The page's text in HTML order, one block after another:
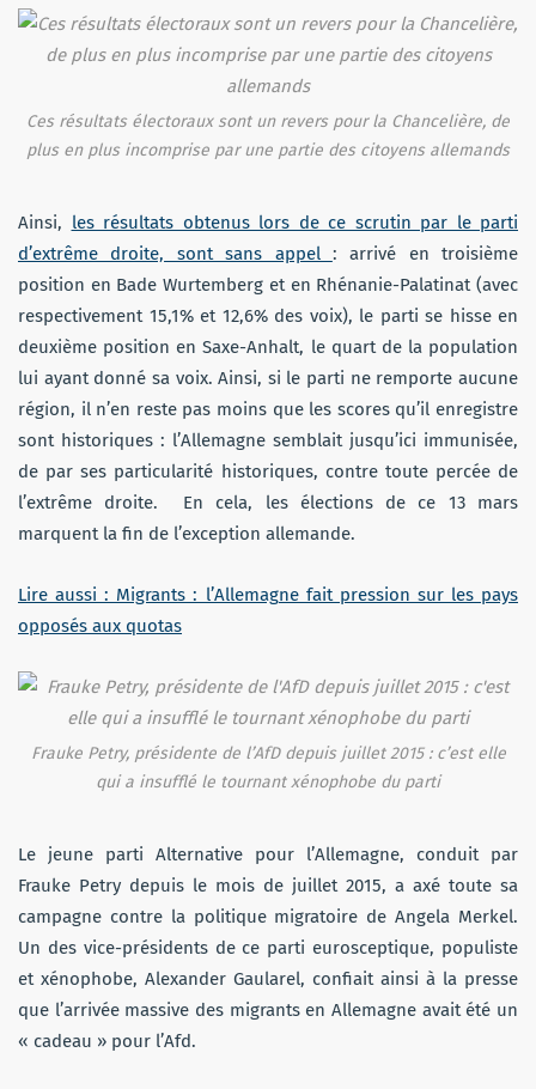
Ces résultats électoraux sont un revers pour la Chancelière, de
plus en plus incomprise par une partie des citoyens allemands
Ainsi, les résultats obtenus lors de ce scrutin par le parti
d’extrême droite, sont sans appel : arrivé en troisième
position en Bade Wurtemberg et en Rhénanie-Palatinat (avec
respectivement 15,1% et 12,6% des voix), le parti se hisse en
deuxième position en Saxe-Anhalt, le quart de la population
lui ayant donné sa voix. Ainsi, si le parti ne remporte aucune
région, il n’en reste pas moins que les scores qu’il enregistre
sont historiques : l’Allemagne semblait jusqu’ici immunisée,
de par ses particularité historiques, contre toute percée de
l’extrême droite. En cela, les élections de ce 13 mars
marquent la fin de l’exception allemande.
Lire aussi : Migrants : l’Allemagne fait pression sur les pays
opposés aux quotas
Frauke Petry, présidente de l’AfD depuis juillet 2015 : c’est elle
qui a insufflé le tournant xénophobe du parti
Le jeune parti Alternative pour l’Allemagne, conduit par
Frauke Petry depuis le mois de juillet 2015, a axé toute sa
campagne contre la politique migratoire de Angela Merkel.
Un des vice-présidents de ce parti eurosceptique, populiste
et xénophobe, Alexander Gaularel, confiait ainsi à la presse
que l’arrivée massive des migrants en Allemagne avait été un
« cadeau » pour l’Afd.